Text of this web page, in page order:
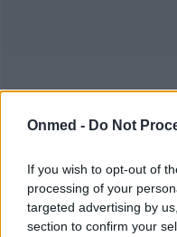
Onmed - Do Not
If you wish to opt-out of
processing of your
targeted advertising by
section to confirm your